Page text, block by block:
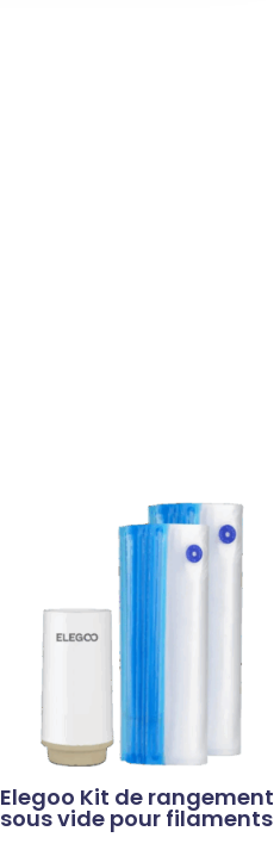
Elegoo Kit de rangement
sous vide pour filaments